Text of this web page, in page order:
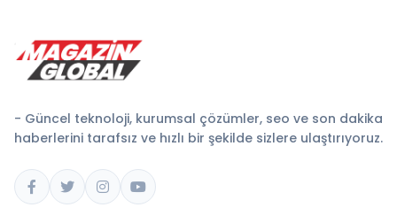
- Güncel teknoloji, kurumsal çözümler, seo ve son dakika
haberlerini tarafsız ve hızlı bir şekilde sizlere ulaştırıyoruz.